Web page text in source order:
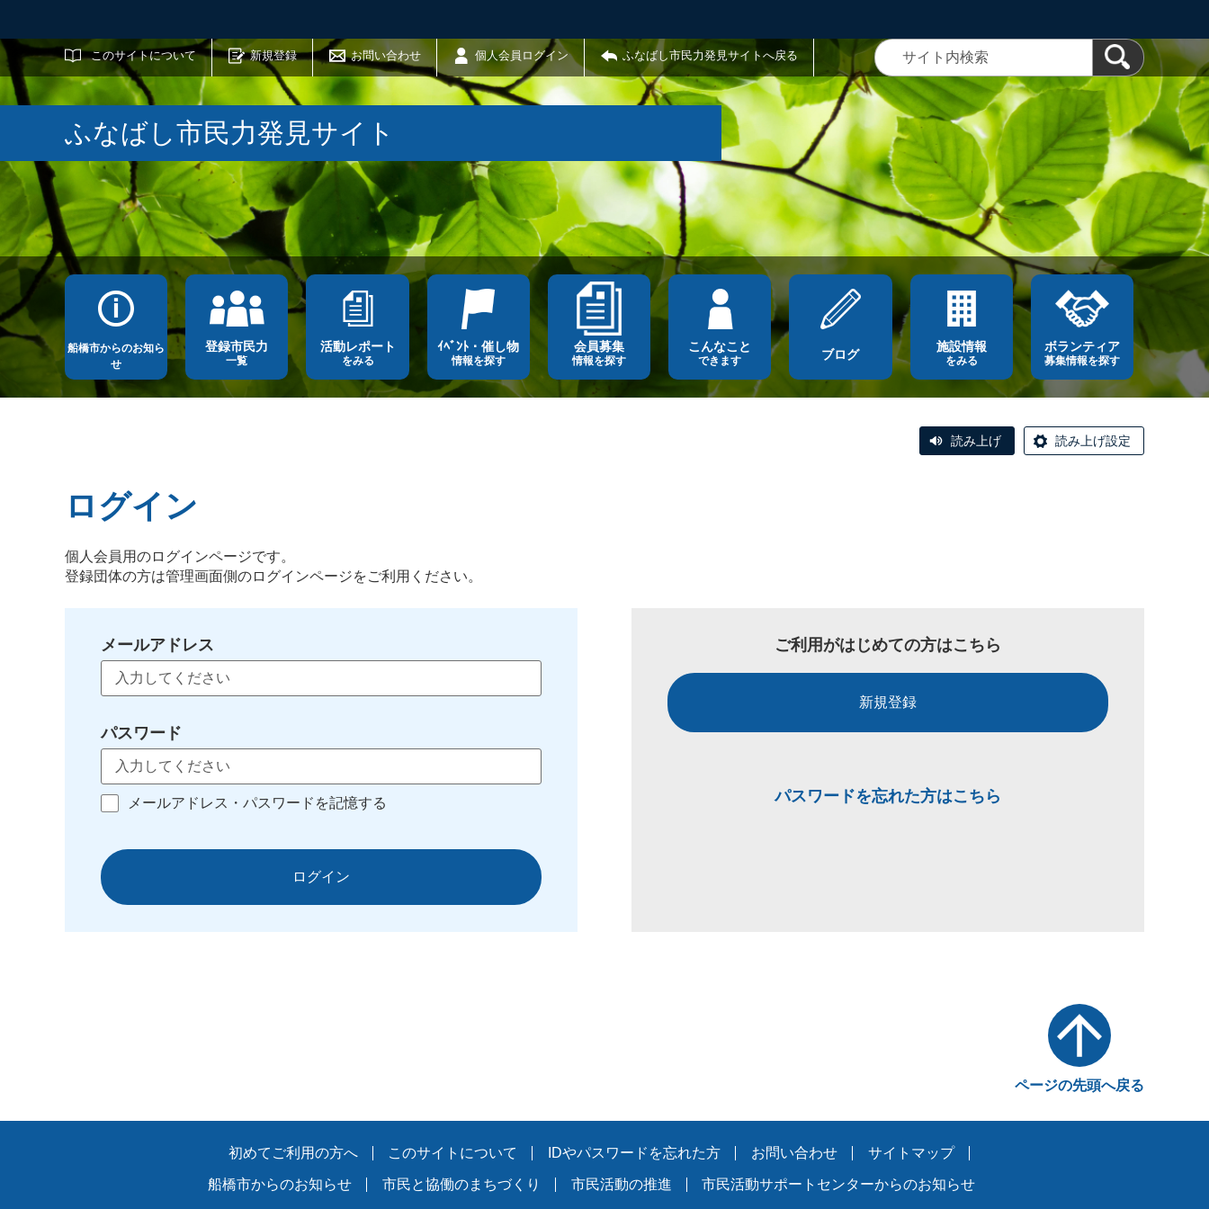
このサイトについて 新規登録 お問い合わせ 個人会員ログイン ふなばし市民力発見サイトへ戻る
サイト内検索
ふなばし市民力発見サイト
船橋市からのお知ら
せ
登録市民力
一覧
活動レポート
をみる
ｲﾍﾞﾝﾄ・催し物
情報を探す
会員募集
情報を探す
こんなこと
できます ブログ
施設情報
をみる
ボランティア
募集情報を探す
読み上げ 読み上げ設定
ログイン
個人会員用のログインページです。
登録団体の方は管理画面側のログインページをご利用ください。
メールアドレス
パスワード
メールアドレス・パスワードを記憶する
ログイン
ご利用がはじめての方はこちら
新規登録
パスワードを忘れた方はこちら
ページの先頭へ戻る
初めてご利用の方へ このサイトについて IDやパスワードを忘れた方 お問い合わせ サイトマップ
船橋市からのお知らせ 市民と協働のまちづくり 市民活動の推進 市民活動サポートセンターからのお知らせ